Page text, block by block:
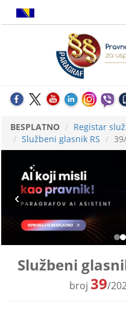
BESPLATNO
Registar
Službeni glasnik RS
Službeni
broj 39/